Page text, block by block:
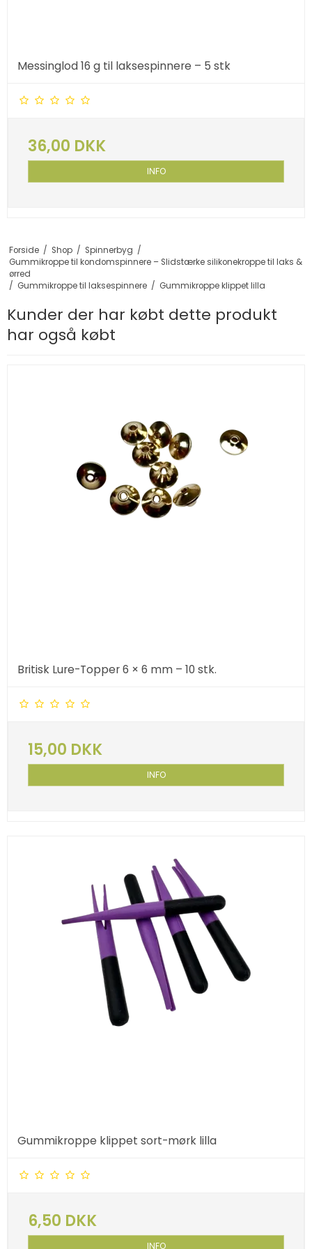
Messinglod 16 g til laksespinnere – 5 stk
36,00 DKK
INFO
Forside / Shop / Spinnerbyg /
Gummikroppe til kondomspinnere – Slidstærke silikonekroppe til laks &
ørred
/ Gummikroppe til laksespinnere / Gummikroppe klippet lilla
Kunder der har købt dette produkt
har også købt
Britisk Lure-Topper 6 × 6 mm – 10 stk.
15,00 DKK
INFO
Gummikroppe klippet sort-mørk lilla
6,50 DKK
INFO